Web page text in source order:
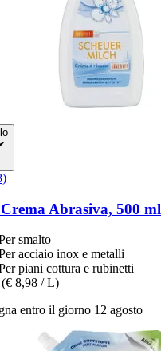
Crema Abrasiva, 500 ml
smalto
acciaio inox e metalli
piani cottura e rubinetti
(€ 8,98 / L)
entro il giorno 12 agosto